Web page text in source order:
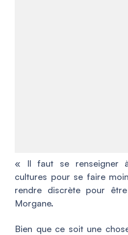
« Il faut se renseigner
cultures pour se faire
rendre discrète pour
Morgane.
Bien que ce soit une